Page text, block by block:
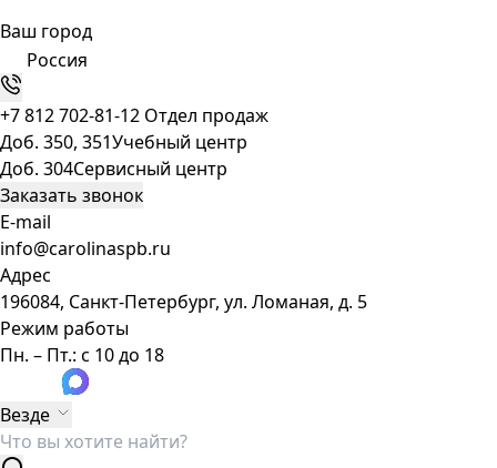
Ваш город
Россия
+7 812 702-81-12 Отдел продаж
Доб. 350, 351Учебный центр
Доб. 304Сервисный центр
Заказать звонок
E-mail
info@carolinaspb.ru
Адрес
196084, Санкт-Петербург, ул. Ломаная, д. 5
Режим работы
Пн. – Пт.: с 10 до 18
Везде